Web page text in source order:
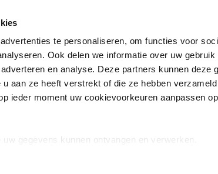
te personaliseren, om functies voor
Ook delen we informatie over uw
en analyse. Deze partners kunnen deze
aan ze heeft verstrekt of die ze hebben
ieder moment uw cookievoorkeuren aanpassen op
uw gegevens kunnen ontvangen en verwerken.
Ondernemer worden
Vulnerability Disclosure policy